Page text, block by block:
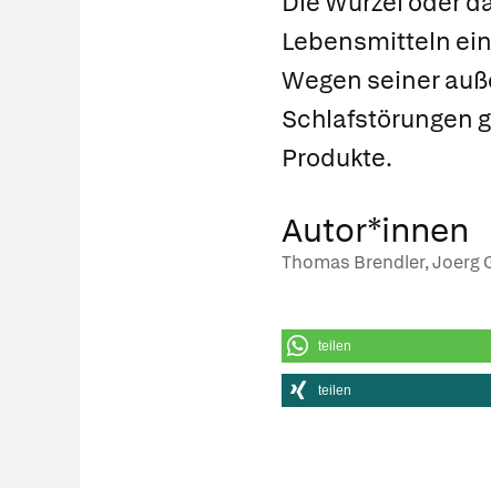
Lebensmitteln
Wegen seiner
Schlafstörungen
Produkte.
Autor*innen
Thomas Brendler, Joerg
teilen
teilen